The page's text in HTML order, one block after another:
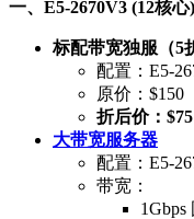
一、E5-2670V3 (12核心
标配带宽独服（5
配置：E5-
原价：$150
折后价：$75
大带宽服务器
配置：E5-
带宽：
1Gbps